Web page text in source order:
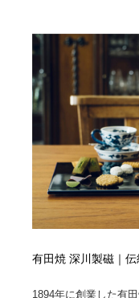
日本伝統：着物・織物
道
映画・アニメ・DVD・
映画・アニメ・DVD・
音楽・アーティスト・
ル・ダンス
音楽・アーティスト・
ル・ダンス
芸能人・俳優・女優・
芸能人・俳優・女優・
キャンペーン・イベン
ション
キャンペーン・イベン
マッチングサービス
マッチングサービス
アート・芸術・美術館
有田焼 深川製磁｜
1894年に創業した有